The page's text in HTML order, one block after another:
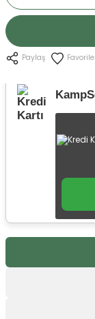
Paylaş